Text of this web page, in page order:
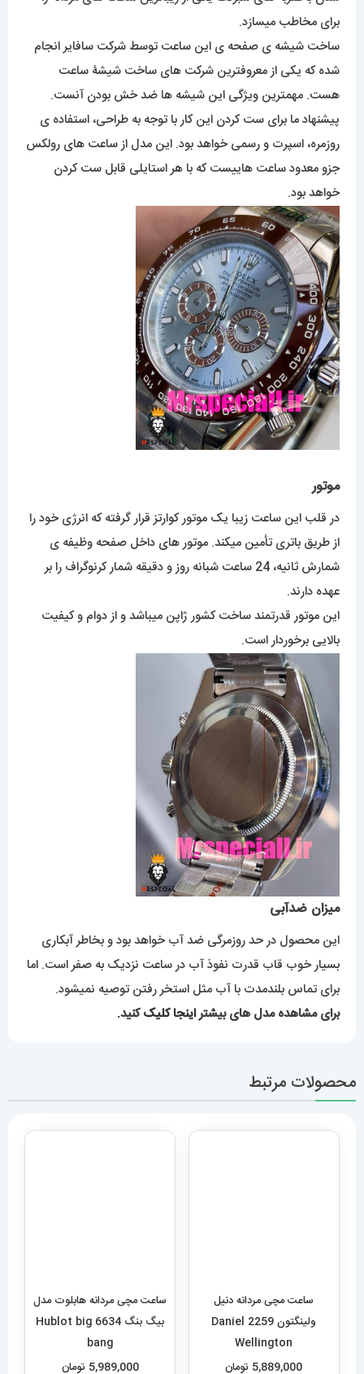
برای مخاطب میسازد.
ساخت شیشه ی صفحه ی این ساعت توسط شرکت سافایر انجام
شده که یکی از معروفترین شرکت های ساخت شیشۀ ساعت
هست. مهمترین ویژگی این شیشه ها ضد خش بودن آنست.
پیشنهاد ما برای ست کردن این کار با توجه به طراحی، استفاده ی
روزمره، اسپرت و رسمی خواهد بود. این مدل از ساعت های رولکس
جزو معدود ساعت هاییست که با هر استایلی قابل ست کردن
خواهد بود.
موتور
در قلب این ساعت زیبا یک موتور کوارتز قرار گرفته که انرژی خود را
از طریق باتری تأمین میکند. موتور های داخل صفحه وظیفه ی
شمارش ثانیه، 24 ساعت شبانه روز و دقیقه شمار کرنوگراف را بر
عهده دارند.
این موتور قدرتمند ساخت کشور ژاپن میباشد و از دوام و کیفیت
بالایی برخوردار است.
میزان ضدآبی
این محصول در حد روزمرگی ضد آب خواهد بود و بخاطر آبکاری
بسیار خوب قاب قدرت نفوذ آب در ساعت نزدیک به صفر است. اما
برای تماس بلندمدت با آب مثل استخر رفتن توصیه نمیشود.
برای مشاهده مدل های بیشتراینجا کلیککنید.
محصولات مرتبط
5,889,000تومان
افزودن به سبد خرید
5,989,000 تومان
اطلاعات بیشتر